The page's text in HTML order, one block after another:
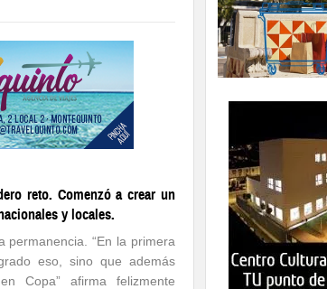
reto. Comenzó a crear un
y locales.
permanencia. “En la primera
eso, sino que además
Copa” afirma felizmente